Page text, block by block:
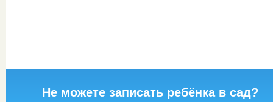
Не можете записать ребёнка в сад?